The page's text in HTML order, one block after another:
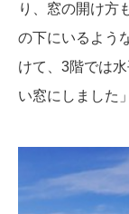
り、窓の開け方
の下にいるよう
けて、3階では
い窓にしました」